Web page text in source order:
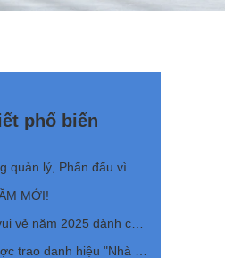
phổ biến
Củng cố nền tảng quản lý, Phấn đấu vì sự tiến bộ dựa trên chất lượng | Công ty tổ chức Cuộc họp kết thúc cho Hệ thống Quản lý Bốn Lớn năm 2026
MỚI!